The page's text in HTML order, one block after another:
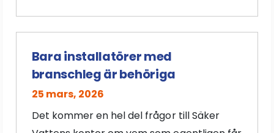
25 mars, 2026
Bara installatörer med
branschleg är behöriga
Det kommer en hel del frågor till Säker